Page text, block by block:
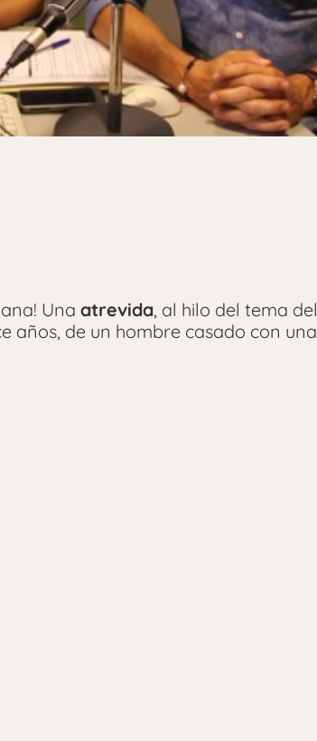
Una atrevida, al hilo del tema del
años, de un hombre casado con una